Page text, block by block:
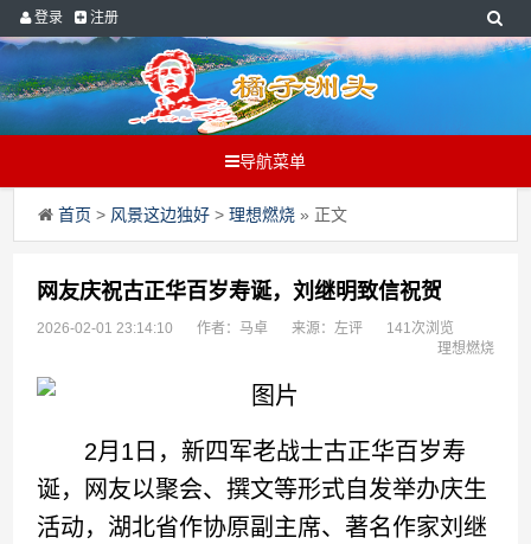
登录 注册
导航菜单
首页 > 风景这边独好 >理想燃烧 » 正文
网友庆祝古正华百岁寿诞，刘继明致信祝贺
2026-02-01 23:14:10 作者：马卓 来源：左评
141次浏览
理想燃烧
2月1日，新四军老战士古正华百岁寿
诞，网友以聚会、撰文等形式自发举办庆生
活动，湖北省作协原副主席、著名作家刘继